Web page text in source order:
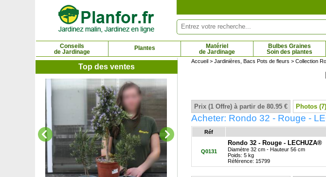
Conseils
de Jardinage
Plantes
Matériel
de Jardinage
Bulbes Graines
Soin des plantes
Top des ventes
Rose
Accueil > Jardinières, Bacs Pots de fleurs > Collection
Prix (1 Offre) à partir de 80.95 € Photos (7)
Acheter: Rondo 32 - Rouge -
Réf
Q0131
Rondo 32 - Rouge - LECHUZA®
Diamètre 32 cm - Hauteur 56 cm
Poids: 5 kg
Référence: 15799
Panneau de gestion des cookies